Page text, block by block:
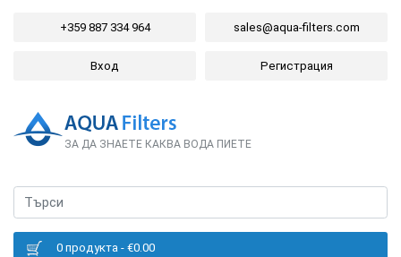
+359 887 334 964 sales@aqua-filters.com
Вход Регистрация
ЗА ДА ЗНАЕТЕ КАКВА ВОДА ПИЕТЕ
0 продукта - €0.00